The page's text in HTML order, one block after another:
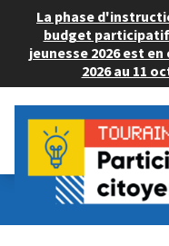
La phase
budget
jeunesse 2026 est
2026 au 11
Budget Participatif
💡 Déposer un projet